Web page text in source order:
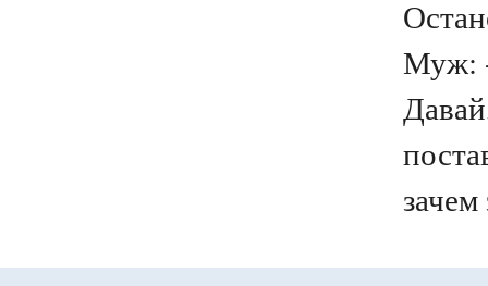
Муж:
зачем